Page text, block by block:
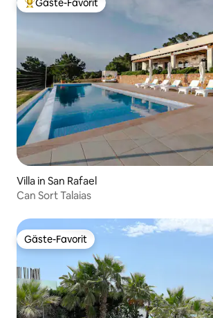
Beliebter Gäste-Favorit.
Gäste-Favorit
Villa in San Rafael
Can Sort Talaias
Gäste-Favorit
Gäste-Favorit